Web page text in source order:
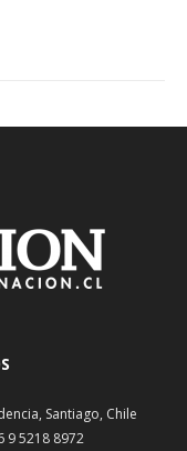
Santiago, Chile
9 5218 8972